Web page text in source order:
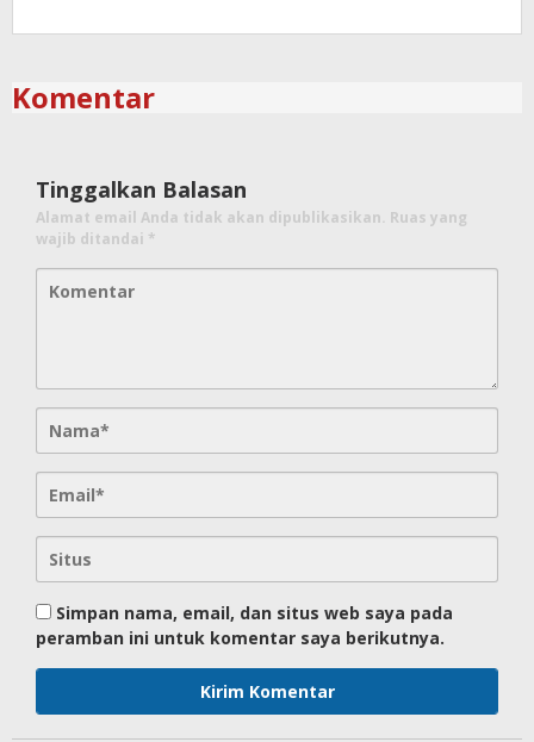
Komentar
Tinggalkan Balasan
Alamat email Anda tidak akan dipublikasikan. Ruas yang
wajib ditandai *
Simpan nama, email, dan situs web saya pada
peramban ini untuk komentar saya berikutnya.